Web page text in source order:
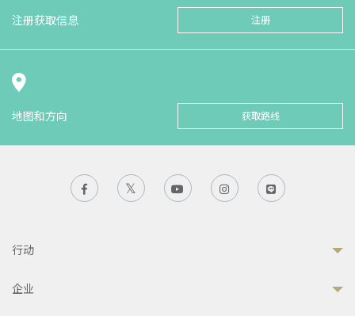
注册获取信息 注册
地图和方向 获取路线
行动
企业